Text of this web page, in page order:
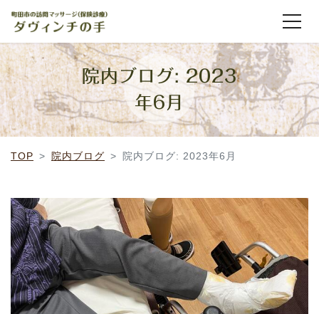
院内ブログ: 2023
年6月
TOP 院内ブログ 院内ブログ: 2023年6月